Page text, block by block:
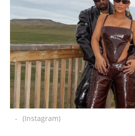
- (Instagram)